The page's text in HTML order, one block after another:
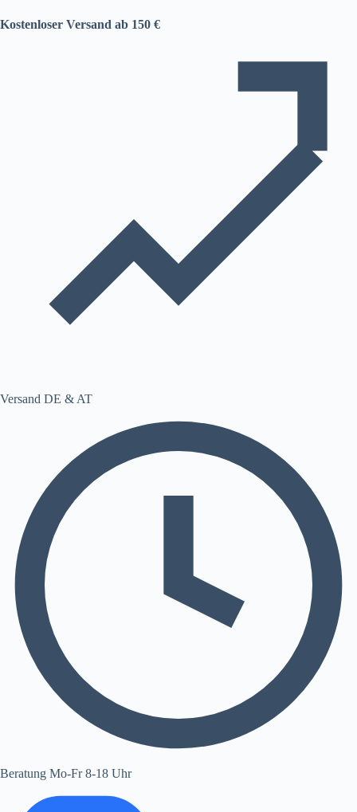
Kostenloser Versand ab 150 €
Versand DE & AT
Beratung Mo-Fr 8-18 Uhr